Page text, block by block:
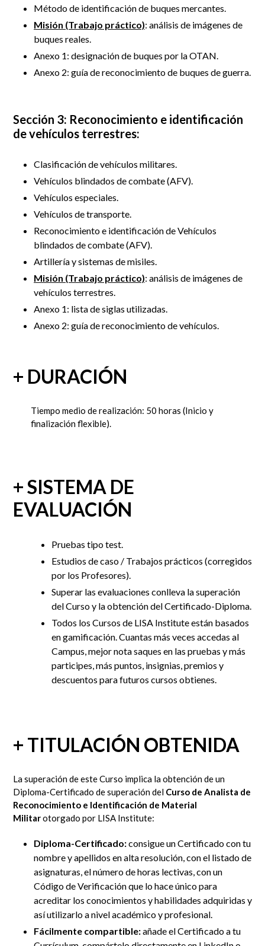
Método de identificación de buques mercantes.
Misión (Trabajo práctico): análisis de imágenes de
buques reales.
Anexo 1: designación de buques por la OTAN.
Anexo 2: guía de reconocimiento de buques de guerra.
Sección 3: Reconocimiento e identificación
de vehículos terrestres:
Clasificación de vehículos militares.
Vehículos blindados de combate (AFV).
Vehículos especiales.
Vehículos de transporte.
Reconocimiento e identificación de Vehículos
blindados de combate (AFV).
Artillería y sistemas de misiles.
Misión (Trabajo práctico): análisis de imágenes de
vehículos terrestres.
Anexo 1: lista de siglas utilizadas.
Anexo 2: guía de reconocimiento de vehículos.
+ DURACIÓN
Tiempo medio de realización: 50 horas (Inicio y
finalización flexible).
+ SISTEMA DE
EVALUACIÓN
Pruebas tipo test.
Estudios de caso / Trabajos prácticos (corregidos
por los Profesores).
Superar las evaluaciones conlleva la superación
del Curso y la obtención del Certificado-Diploma.
Todos los Cursos de LISA Institute están basados
en gamificación. Cuantas más veces accedas al
Campus, mejor nota saques en las pruebas y más
participes, más puntos, insignias, premios y
descuentos para futuros cursos obtienes.
+ TITULACIÓN OBTENIDA
La superación de este Curso implica la obtención de un
Diploma-Certificado de superación del Curso de Analista de
Reconocimiento e Identificación de Material
Militarotorgado por LISA Institute:
Diploma-Certificado:consigue un Certificado con tu
nombre y apellidos en alta resolución, con el listado de
asignaturas, el número de horas lectivas, con un
Código de Verificación que lo hace único para
acreditar los conocimientos y habilidades adquiridas y
así utilizarlo a nivel académico y profesional.
Fácilmente compartible:añade el Certificado a tu